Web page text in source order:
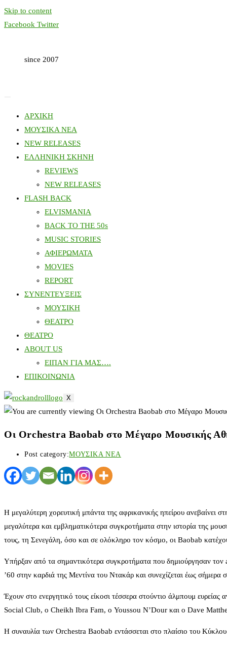
Skip to content
Facebook Twitter
since 2007
ΑΡΧΙΚΗ
ΜΟΥΣΙΚΑ ΝΕΑ
NEW RELEASES
ΕΛΛΗΝΙΚΗ ΣΚΗΝΗ
REVIEWS
NEW RELEASES
FLASH BACK
ELVISMANIA
BACK TO THE 50s
MUSIC STORIES
ΑΦΙΕΡΩΜΑΤΑ
MOVIES
REPORT
ΣΥΝΕΝΤΕΥΞΕΙΣ
ΜΟΥΣΙΚΗ
ΘΕΑΤΡΟ
ΘΕΑΤΡΟ
ABOUT US
ΕΙΠΑΝ ΓΙΑ ΜΑΣ….
ΕΠΙΚΟΙΝΩΝΙΑ
X
Οι Orchestra Baobab στο Μέγαρο Μουσικής
Post category:ΜΟΥΣΙΚΑ ΝΕΑ
Η μεγαλύτερη χορευτική μπάντα της αφρικανικής ηπείρου
μεγαλύτερα και εμβληματικότερα συγκροτήματα στην ιστορία της
τους, τη Σενεγάλη, όσο και σε ολόκληρο τον κόσμο, οι Baobab
Υπήρξαν από τα σημαντικότερα συγκροτήματα που δημιούργησαν τον
’60 στην καρδιά της Μεντίνα του Ντακάρ και συνεχίζεται έως
Έχουν στο ενεργητικό τους είκοσι τέσσερα στούντιο άλμπουμ
Social Club, ο Cheikh Ibra Fam, ο Youssou N’Dour και ο Dave
Η συναυλία των Orchestra Baobab εντάσσεται στο πλαίσιο του